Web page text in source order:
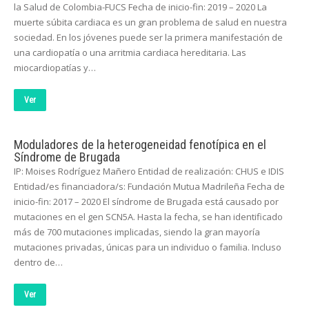
la Salud de Colombia-FUCS Fecha de inicio-fin: 2019 – 2020 La
muerte súbita cardiaca es un gran problema de salud en nuestra
sociedad. En los jóvenes puede ser la primera manifestación de
una cardiopatía o una arritmia cardiaca hereditaria. Las
miocardiopatías y…
Ver
Moduladores de la heterogeneidad fenotípica en el
Síndrome de Brugada
IP: Moises Rodríguez Mañero Entidad de realización: CHUS e IDIS
Entidad/es financiadora/s: Fundación Mutua Madrileña Fecha de
inicio-fin: 2017 – 2020 El síndrome de Brugada está causado por
mutaciones en el gen SCN5A. Hasta la fecha, se han identificado
más de 700 mutaciones implicadas, siendo la gran mayoría
mutaciones privadas, únicas para un individuo o familia. Incluso
dentro de…
Ver